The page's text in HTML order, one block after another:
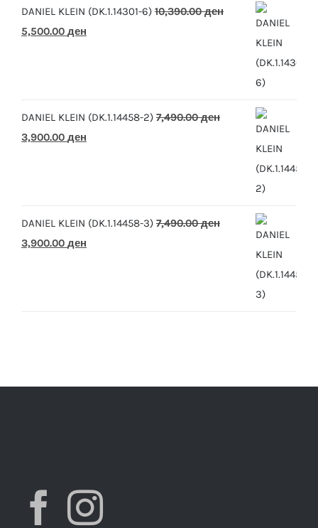
DANIEL KLEIN (DK.1.14301-6) 10,390.00ден
Original
5,500.00 ден
DANIEL KLEIN (DK.1.14458-2) 7,490.00ден
Original
3,900.00 ден
DANIEL KLEIN (DK.1.14458-3) 7,490.00ден
Original
3,900.00 ден